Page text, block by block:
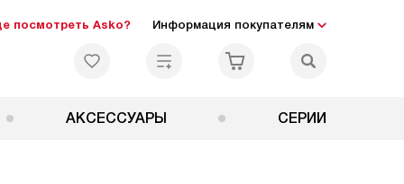
посмотреть Asko? Информация покупателям
АКСЕССУАРЫ СЕРИИ